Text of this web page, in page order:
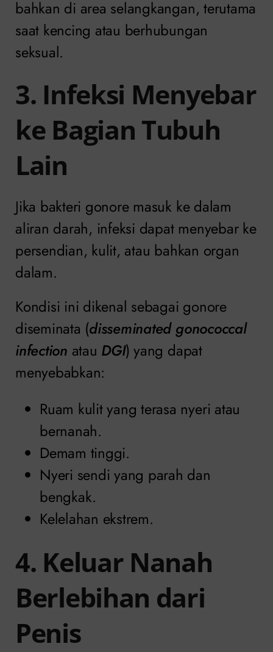
bahkan di area selangkangan, terutama
saat kencing atau berhubungan
seksual.
3. Infeksi Menyebar
ke Bagian Tubuh
Lain
Jika bakteri gonore masuk ke dalam
aliran darah, infeksi dapat menyebar ke
persendian, kulit, atau bahkan organ
dalam.
Kondisi ini dikenal sebagai gonore
diseminata (disseminated gonococcal
infection atau DGI) yang dapat
menyebabkan:
Ruam kulit yang terasa nyeri atau
bernanah.
Demam tinggi.
Nyeri sendi yang parah dan
bengkak.
Kelelahan ekstrem.
4. Keluar Nanah
Berlebihan dari
Penis